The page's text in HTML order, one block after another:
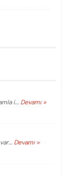
i… Devamı »
Devamı »